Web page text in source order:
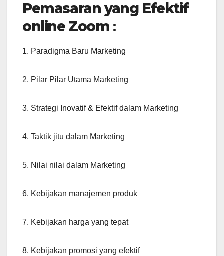
Pemasaran yang Efektif
online Zoom :
1. Paradigma Baru Marketing
2. Pilar Pilar Utama Marketing
3. Strategi Inovatif & Efektif dalam Marketing
4. Taktik jitu dalam Marketing
5. Nilai nilai dalam Marketing
6. Kebijakan manajemen produk
7. Kebijakan harga yang tepat
8. Kebijakan promosi yang efektif